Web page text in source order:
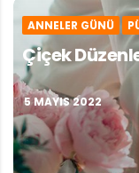
ANNELER GÜNÜ
Çiçek
5 MAYIS 2022